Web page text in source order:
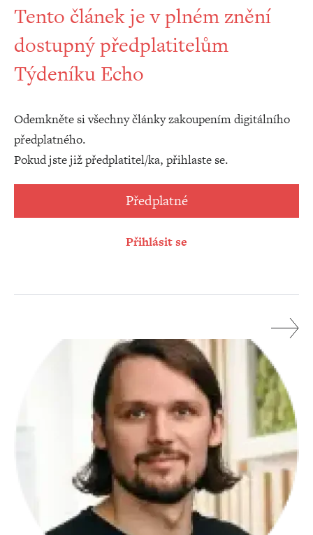
Tento článek je v plném znění
dostupný předplatitelům
Týdeníku Echo
Odemkněte si všechny články zakoupením digitálního
předplatného.
Pokud jste již předplatitel/ka, přihlaste se.
Předplatné
Přihlásit se